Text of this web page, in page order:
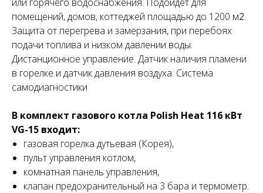
помещений, домов, коттеджей площадью до 1200 м2.
Защита от перегрева и замерзания, при перебоях
подачи топлива и низком давлении воды.
Дистанционное управление. Датчик наличия пламени
в горелке и датчик давления воздуха. Система
самодиагностики
В комплект газового котла Polish Heat 116 кВт
VG-15 входит:
газовая горелка дутьевая (Корея),
пульт управления котлом,
комнатная панель управления,
клапан предохранительный на 3 бара и термометр.